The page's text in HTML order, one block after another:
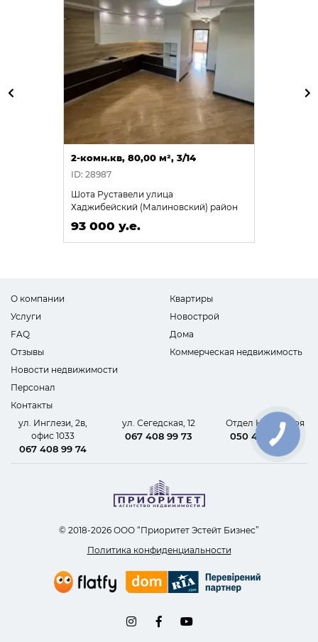
2-комн.кв, 80,00 м², 3/14
ID: 28987
Шота Руставели улица
Хаджибейский (Малиновский) район
93 000 у.е.
О компании
Услуги
FAQ
Отзывы
Новости недвижимости
Персонал
Контакты
Квартиры
Новострой
Дома
Коммерческая недвижимость
ул. Инглези, 2в,
офис 1033
067 408 99 74
ул. Сегедская, 12
067 408 99 73
Отдел Новостроя
050 440 62 09
© 2018-2026 ООО “Приоритет Эстейт Бизнес”
Политика конфиденциальности